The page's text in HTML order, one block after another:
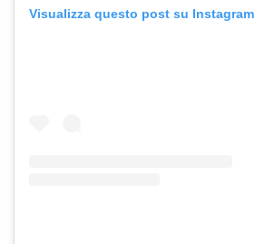
Visualizza questo post su Instagram